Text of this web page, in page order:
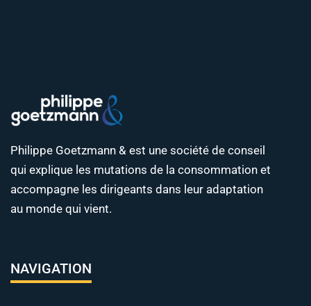
Philippe Goetzmann & est une société de conseil
qui explique les mutations de la consommation et
accompagne les dirigeants dans leur adaptation
au monde qui vient.
NAVIGATION